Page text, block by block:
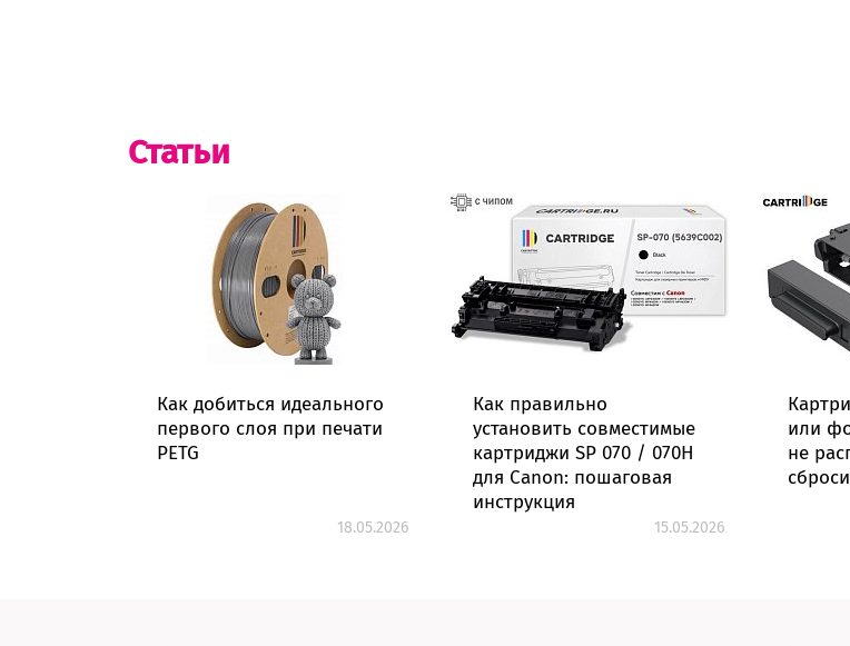
Статьи
Как добиться идеального
первого слоя при печати
PETG
18.05.2026
Как правильно
установить совместимые
картриджи SP 070 / 070H
для Canon: пошаговая
инструкция
15.05.2026
или
не